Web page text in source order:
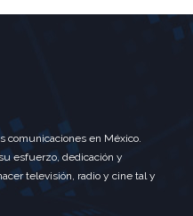
comunicaciones en México.
esfuerzo, dedicación y
televisión, radio y cine tal y